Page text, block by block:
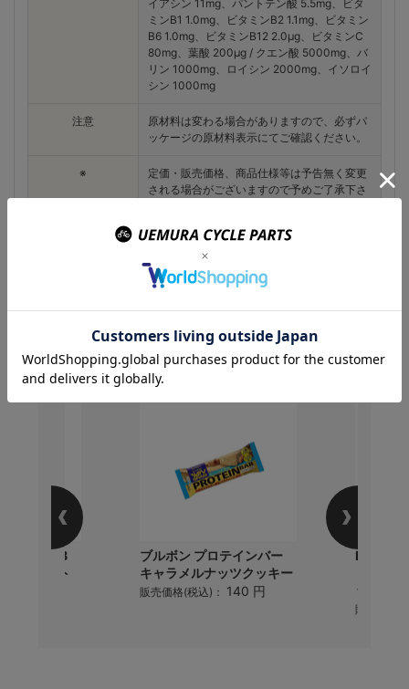
イアシン 11mg、パントテン酸 5.5mg、ビタ
ミンB1 1.0mg、ビタミンB2 1.1mg、ビタミン
B6 1.0mg、ビタミンB12 2.0μg、ビタミンC
80mg、葉酸 200μg / クエン酸 5000mg、バ
リン 1000mg、ロイシン 2000mg、イソロイ
シン 1000mg
注意
原材料は変わる場合がありますので、必ずパ
ッケージの原材料表示にてご確認ください。
※
定価・販売価格、商品仕様等は予告無く変更
される場合がございますので予めご了承下さ
この商品を購入のお客様
はこんな商品を買ってい
ます
) TL-AJB
ブルボルト
ブルボン プロテインバー
キャラメルナッツクッキー
販売価格(税込)： 140 円
ック
販売価格(